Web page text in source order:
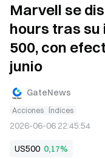
Marvell se
hours tras su
500, con
junio
GateNews
Acciones Índices
2026-06-06 22:45:54
US500 0,17%